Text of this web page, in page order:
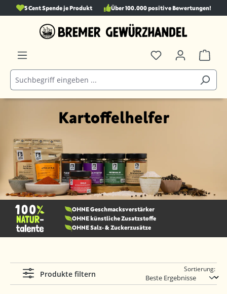
springen
5 Cent Spende je Produkt Über 100.000 positive Bewertungen!
Kartoffelhelfer
OHNE Geschmacks­verstärker
OHNE künstliche Zusatzstoffe
OHNE Salz- & Zuckerzusätze
Produkte filtern
Sortierung: